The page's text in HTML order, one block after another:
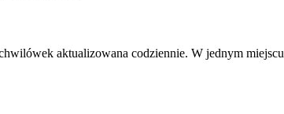
aktualizowana codziennie. W jednym